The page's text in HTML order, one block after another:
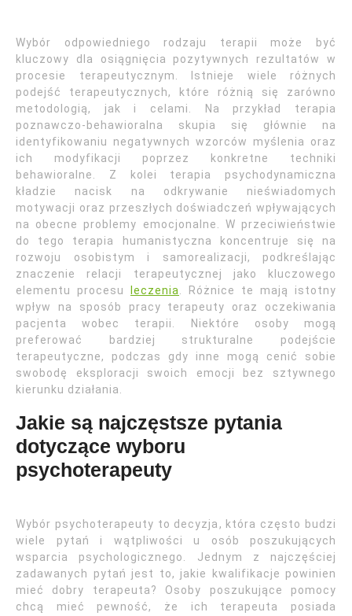
Wybór odpowiedniego rodzaju terapii może być
kluczowy dla osiągnięcia pozytywnych rezultatów w
procesie terapeutycznym. Istnieje wiele różnych
podejść terapeutycznych, które różnią się zarówno
metodologią, jak i celami. Na przykład terapia
poznawczo-behawioralna skupia się głównie na
identyfikowaniu negatywnych wzorców myślenia oraz
ich modyfikacji poprzez konkretne techniki
behawioralne. Z kolei terapia psychodynamiczna
kładzie nacisk na odkrywanie nieświadomych
motywacji oraz przeszłych doświadczeń wpływających
na obecne problemy emocjonalne. W przeciwieństwie
do tego terapia humanistyczna koncentruje się na
rozwoju osobistym i samorealizacji, podkreślając
znaczenie relacji terapeutycznej jako kluczowego
elementu procesu
leczenia
. Różnice te mają istotny
wpływ na sposób pracy terapeuty oraz oczekiwania
pacjenta wobec terapii. Niektóre osoby mogą
preferować bardziej strukturalne podejście
terapeutyczne, podczas gdy inne mogą cenić sobie
swobodę eksploracji swoich emocji bez sztywnego
kierunku działania.
Jakie są najczęstsze pytania
dotyczące wyboru
psychoterapeuty
Wybór psychoterapeuty to decyzja, która często budzi
wiele pytań i wątpliwości u osób poszukujących
wsparcia psychologicznego. Jednym z najczęściej
zadawanych pytań jest to, jakie kwalifikacje powinien
mieć dobry terapeuta? Osoby poszukujące pomocy
chcą mieć pewność, że ich terapeuta posiada